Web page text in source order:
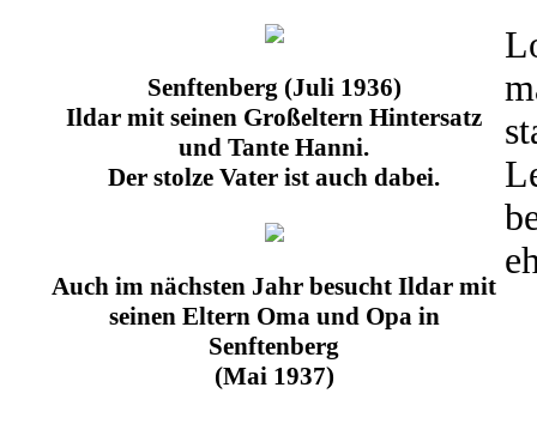
Senftenberg (Juli 1936)
Ildar mit seinen Großeltern Hintersatz
und Tante Hanni.
Der stolze Vater ist auch dabei.
Auch im nächsten Jahr besucht Ildar mit
seinen Eltern Oma und Opa in
Senftenberg
(Mai 1937)